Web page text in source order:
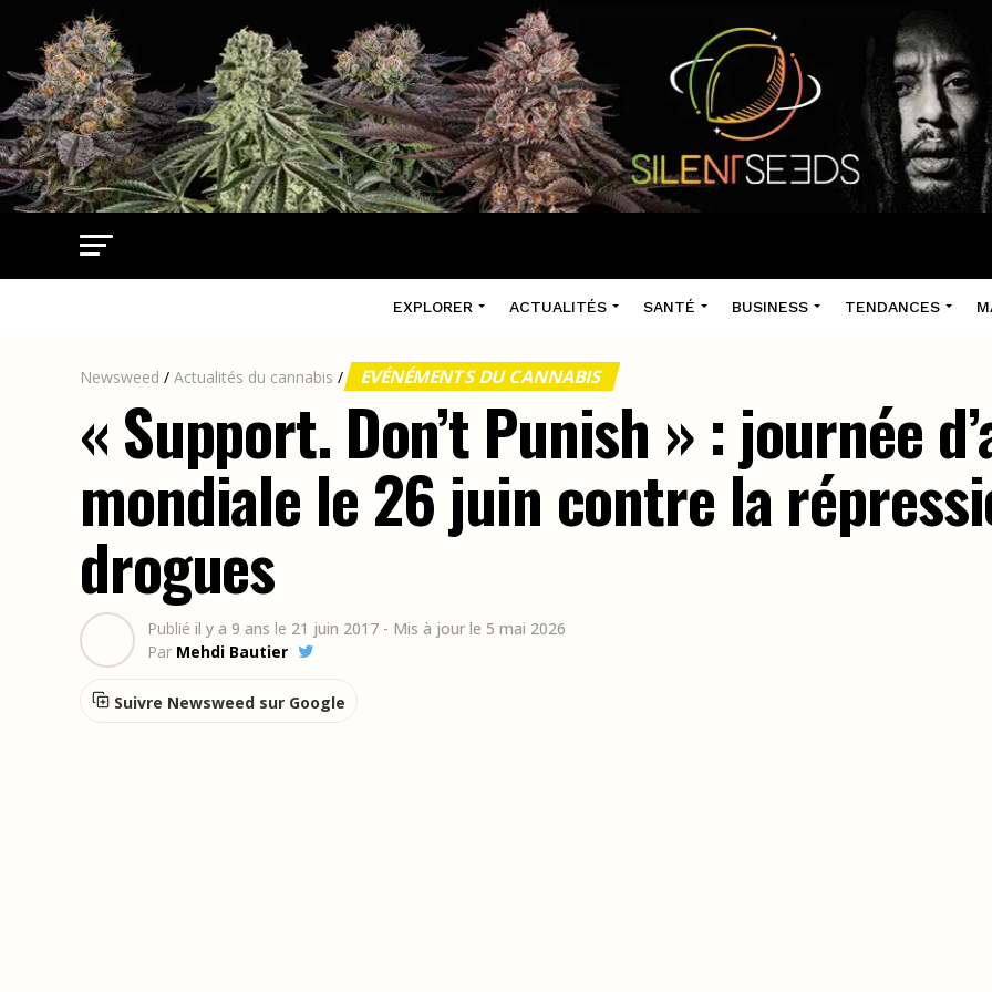
EXPLORER ACTUALITÉS SANTÉ BUSINESS TENDANCES
Newsweed / Actualités du cannabis / EVÉNÉMENTS DU CANNABIS
« Support. Don’t Punish » : journée
mondiale le 26 juin contre la
drogues
Publié il y a 9 ans le 21 juin 2017 - Mis à jour le 5 mai 2026
Par Mehdi Bautier
Suivre Newsweed sur Google